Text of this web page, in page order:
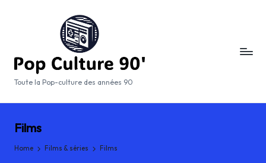
p
-
c
u
lt
Toute la Pop-culture des années 90
Films
Home Films & séries Films